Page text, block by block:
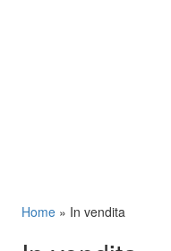
Home » In vendita